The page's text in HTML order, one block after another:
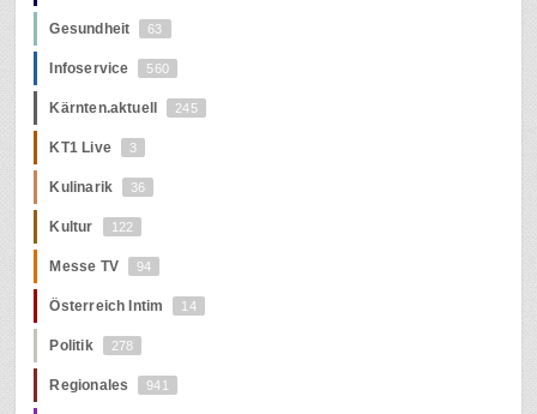
Gesundheit 63
Infoservice 560
Kärnten.aktuell 245
KT1 Live 3
Kulinarik 36
Kultur 122
Messe TV 94
Österreich Intim 14
Politik 278
Regionales 941